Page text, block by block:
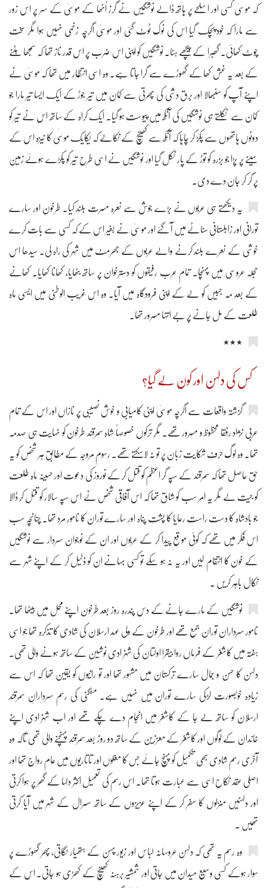
کہ موسیٰ کسی اور اسلحے پر ہاتھ ڈالے نوشگیں نے گرز اُٹھا کے موسیٰ کے سر پر اس زور
سے مارا کہ خود پچک گیا اس کی نوک ٹوٹ گئی اور موسیٰ اگرچہ زخمی نہیں ہوا مگر سخت
چوٹ کھائی۔ گھبرا کے پیچھے ہٹا۔ نوشگیں کو اپنی اس ضرب پر اس قدر ناز تھا کہ سمجھا ہٹنے
کے بعد یہ غش کھا کے گھوڑے سے گرا جاتا ہے۔ وہ اسی انتظار میں تھا کہ موسیٰ نے
اپنے آپ کو سنبھالا اور برق دشی کی پھرتی سے کمان میں تیر جوڑ کے ایک ایسا تیر مارا جو
کمان سے نکلتے ہی نوشگیں کی آنکھ میں پیوست ہو گیا۔ ایک کراہ کے ساتھ اس نے تیر کو
دونوں ہاتھوں سے پکڑ کر چاہا کہ آنکھ سے کھینچ کے نکالے کہ یکایک موسٰی کا نیزہ اس کے
سینے پر پڑا جو بزرہ کو توڑ کے پار نکل گیا اور نوشگیں نے اسی طرح تیر کو پکڑے ہوئے زمین
پر گر کر جان دے دی۔
یہ دیکھتے ہی عربوں نے بڑے جوش سے نعرہ مسرت بلند کیا۔ طرخون اور سارے
تورانی اور زابلستانی سناٹے میں آ گئے اور موسیٰ نے بغیر اس کے کہ کسی سے بات کرے
خوشی کے نعرے بلند کرنے والے عربوں کے جھرمٹ میں شہر کی راہ لی۔ سیدھا اس
حجلہ عروسی میں پہنچا۔ تمام عرب رفیقوں کو دسترخوان پر ساتھ بٹھایا، کھانا کھایا۔ کھانے
کے بعد مہ جبیں کو لے کے اپنی فرودگاہ میں آیا۔ وہ اس غریب الوطنی میں ایسی ماہ
طلعت کے مل جانے پر بے انتہا مسرور تھا۔
٭٭٭
کس کی دلہن اور کون لے گیا؟
گزشتہ واقعات سے اگرچہ موسیٰ اپنی کامیابی و خوش نصیبی پر نازاں اور اس کے تمام
عربی نژاد رفقا محظوظ و مسرور تھے۔ مگر ترکوں خصوصاً شاہ سمرقند طرخون کو نہایت ہی صدمہ
تھا۔ وہ لوگ حرفِ شکایت زبان پر تو نہ لاسکتے تھے۔ رسوم مروجہ کے مطابق ہر شخص کو یہ
حق حاصل تھا کہ سمرقند کے سپہ گر اعظم کو قتل کر کے نوروز کی دعوت اور حسینہ ماہ طلعت
کو جیت لے مگر یہ امر سب کو شاق تھا کہ اس آفاقی شخص نے اس سپہ سالار کو قتل کر ڈالا
جو بادشاہ کا دست راست رعایا کا پشت پناہ اور سارے توران کا نامور مرد تھا۔ چنانچہ سب
اس فکر میں تھے کہ کوئی موقع پیدا کر کے عربوں اور ان کے نوجوان سردار سے نوشگیں
کے خون کا انتقام لیں اور یہ نہ ہو سکے تو کسی بہانے ان کو ذلیل کر کے اپنے شہر سے
نکال باہر کریں ۔
نوشگیں کے مارے جانے کے دس پندرہ روز بعد طرخون اپنے محل میں بیٹھا تھا۔
نامور سرداران توران جمع تھے اور طرخون کے ولی عہد ارسلان کی شادی کا تذکرہ تھا جو اسی
ہفتہ میں کاشغر کے فرماں روا بیقرا اولتان کی شہزادی نوشین کے ساتھ ہونے والی تھی۔
دلہن کا حسن و جمال سارے ترکستان میں مشہور تھا اور تو رانیوں کو یقین تھا کہ اس سے
زیادہ خوبصورت لڑکی سارے توران میں نہیں ہے۔ منگنی کی رسم سردارانِ سمرقند
ارسلان کو ساتھ لے جا کے کاشغر میں انجام دے چکے تھے اور اب شہزادی اپنے
خاندان کے لوگوں اور کاشغر کے معززین کے ساتھ دو روز بعد سمرقند پہنچنے والی تھی تاکہ وہ
آخری رسم شادی بھی تکمیل کو پہنچ جائے جس کا مغلوں اور تاتاریوں میں عام رواج تھا اور
اصلی عقد نکاح اسی سے عبارت ہوتا تھا۔ اس رسم کی تعمیل اکثر دلہا کے گھر پر ہوا کرتی
اور دلہنیں منزلوں کا سفر کر کے اپنے عزیزوں کے ساتھ سسرال کے شہر میں آیا کرتی
تھیں ۔
وہ رسم یہ تھی کہ دلہن عروسانہ لباس اور زیور پہن کے ہتھیار لگاتی، پھر گھوڑے پر
سوار ہوکے کسی وسیع میدان میں جاتی اور شمشیر برہنہ کھینچ کے کھڑی ہو جاتی۔ اس کے